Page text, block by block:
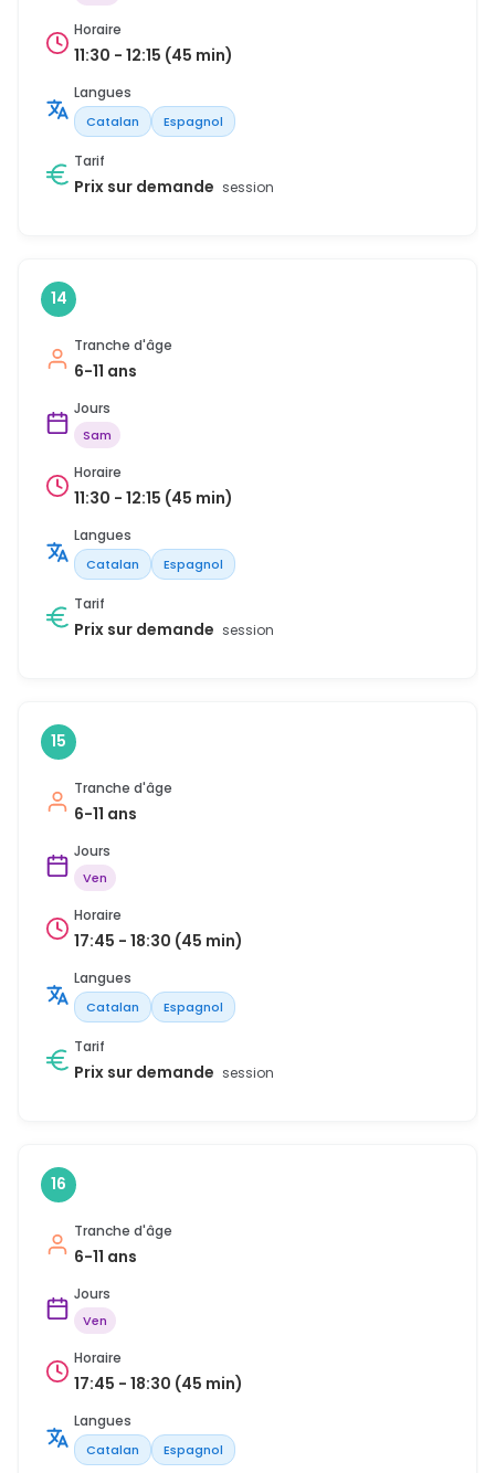
Horaire
11:30 - 12:15 (45 min)
Langues
Catalan Espagnol
Tarif
Prix sur demande session
14
Tranche d'âge
6-11 ans
Jours
Sam
Horaire
11:30 - 12:15 (45 min)
Langues
Catalan Espagnol
Tarif
Prix sur demande session
15
Tranche d'âge
6-11 ans
Jours
Ven
Horaire
17:45 - 18:30 (45 min)
Langues
Catalan Espagnol
Tarif
Prix sur demande session
16
Tranche d'âge
6-11 ans
Jours
Ven
Horaire
17:45 - 18:30 (45 min)
Langues
Catalan Espagnol